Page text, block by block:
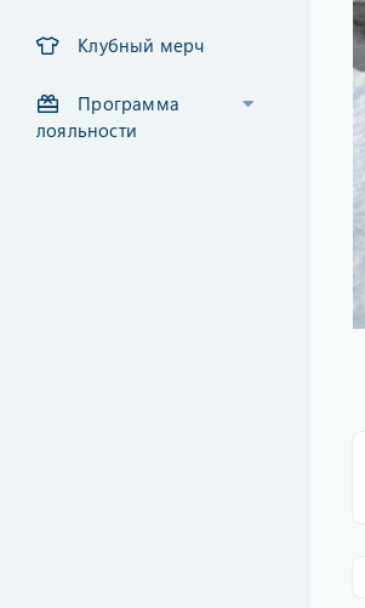
Клубный мерч
Программа
лояльности